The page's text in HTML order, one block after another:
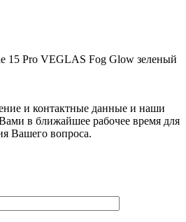
15 Pro VEGLAS Fog Glow зеленый
и контактные данные и наши
в ближайшее рабочее время для
Вашего вопроса.